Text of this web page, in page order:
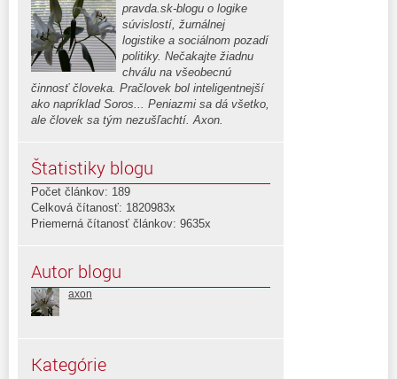
pravda.sk-blogu o logike
súvislostí, žurnálnej
logistike a sociálnom pozadí
politiky. Nečakajte žiadnu
chválu na všeobecnú
činnosť človeka. Pračlovek bol inteligentnejší
ako napríklad Soros... Peniazmi sa dá všetko,
ale človek sa tým nezušľachtí. Axon.
Štatistiky blogu
Počet článkov: 189
Celková čítanosť: 1820983x
Priemerná čítanosť článkov: 9635x
Autor blogu
axon
Kategórie